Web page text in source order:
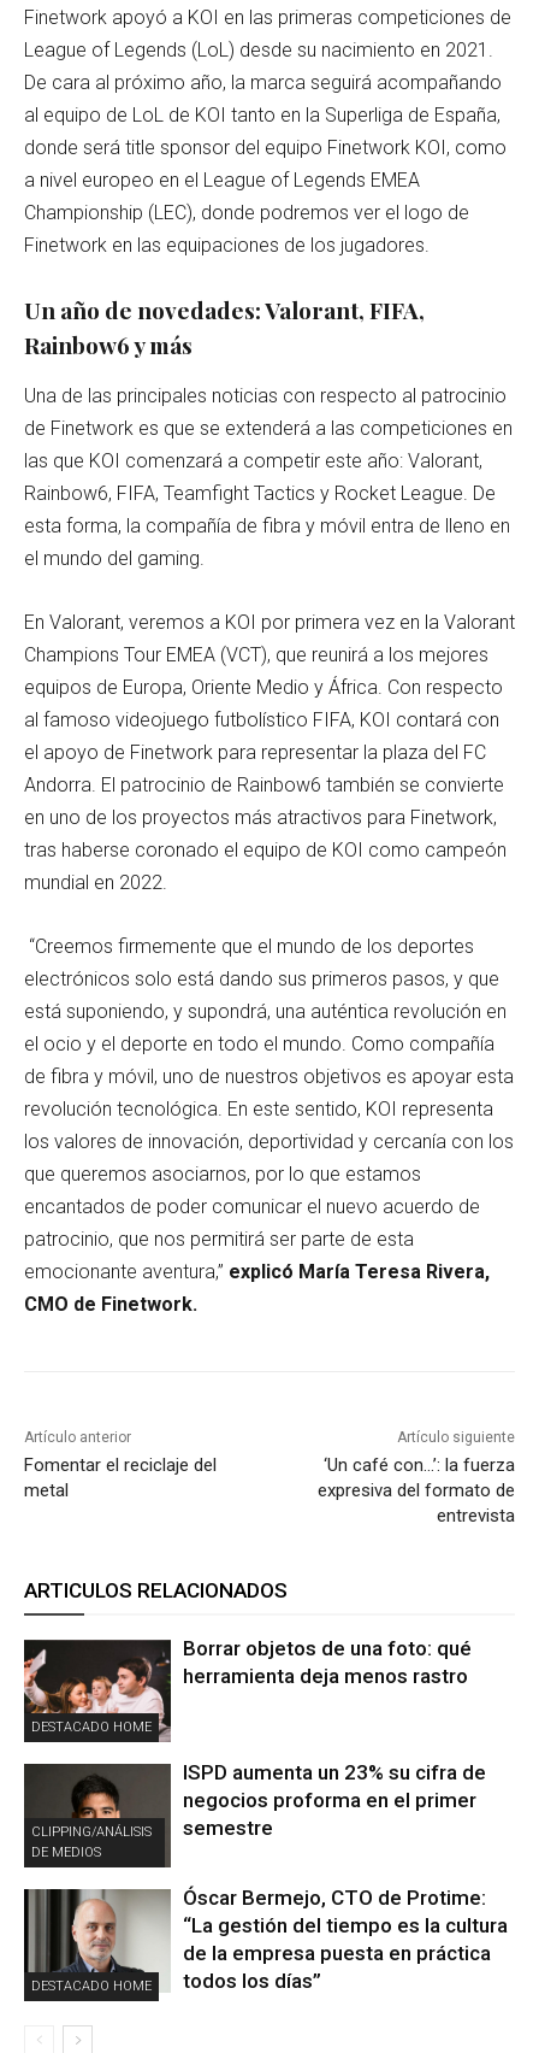
Finetwork apoyó a KOI en las primeras competiciones de
League of Legends (LoL) desde su nacimiento en 2021.
De cara al próximo año, la marca seguirá acompañando
al equipo de LoL de KOI tanto en la Superliga de España,
donde será title sponsor del equipo Finetwork KOI, como
a nivel europeo en el League of Legends EMEA
Championship (LEC), donde podremos ver el logo de
Finetwork en las equipaciones de los jugadores.
Un año de novedades: Valorant, FIFA,
Rainbow6 y más
Una de las principales noticias con respecto al patrocinio
de Finetwork es que se extenderá a las competiciones en
las que KOI comenzará a competir este año: Valorant,
Rainbow6, FIFA, Teamfight Tactics y Rocket League. De
esta forma, la compañía de fibra y móvil entra de lleno en
el mundo del gaming.
En Valorant, veremos a KOI por primera vez en la Valorant
Champions Tour EMEA (VCT), que reunirá a los mejores
equipos de Europa, Oriente Medio y África. Con respecto
al famoso videojuego futbolístico FIFA, KOI contará con
el apoyo de Finetwork para representar la plaza del FC
Andorra. El patrocinio de Rainbow6 también se convierte
en uno de los proyectos más atractivos para Finetwork,
tras haberse coronado el equipo de KOI como campeón
mundial en 2022.
“Creemos firmemente que el mundo de los deportes
electrónicos solo está dando sus primeros pasos, y que
está suponiendo, y supondrá, una auténtica revolución en
el ocio y el deporte en todo el mundo. Como compañía
de fibra y móvil, uno de nuestros objetivos es apoyar esta
revolución tecnológica. En este sentido, KOI representa
los valores de innovación, deportividad y cercanía con los
que queremos asociarnos, por lo que estamos
encantados de poder comunicar el nuevo acuerdo de
patrocinio, que nos permitirá ser parte de esta
emocionante aventura,” explicó María Teresa Rivera,
CMO de Finetwork.
Artículo anterior
Fomentar el reciclaje del
metal
Artículo siguiente
‘Un café con…’: la fuerza
expresiva del formato de
entrevista
ARTICULOS RELACIONADOS
DESTACADO HOME
Borrar objetos de una foto: qué
herramienta deja menos rastro
CLIPPING/ANÁLISIS
DE MEDIOS
ISPD aumenta un 23% su cifra de
negocios proforma en el primer
semestre
DESTACADO HOME
Óscar Bermejo, CTO de Protime:
“La gestión del tiempo es la cultura
de la empresa puesta en práctica
todos los días”